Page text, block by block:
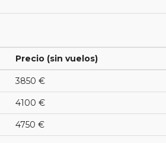
Precio (sin vuelos)
3850 €
4100 €
4750 €